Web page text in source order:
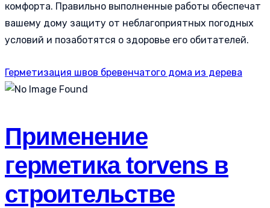
комфорта. Правильно выполненные работы обеспечат
вашему дому защиту от неблагоприятных погодных
условий и позаботятся о здоровье его обитателей.
Герметизация швов бревенчатого дома из дерева
Применение
герметика torvens в
строительстве